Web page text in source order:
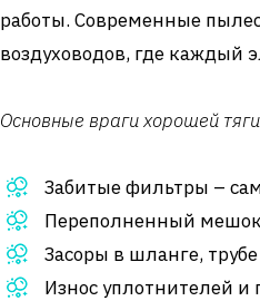
работы. Современные
воздуховодов, где каждый
Основные враги хорошей
Забитые фильтры –
Переполненный
Засоры в шланге,
Износ уплотнителей и